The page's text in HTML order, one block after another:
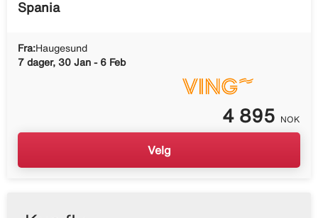
Spania
Fra:Haugesund
7 dager, 30 Jan - 6 Feb
4 895 NOK
Velg